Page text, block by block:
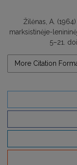
Žilėnas, A.
marksistinėje-
5–21.
More Citation